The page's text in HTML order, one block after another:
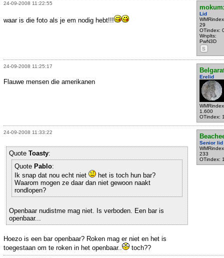
24-09-2008 11:22:55
Lid
29
OTindex:
Wnplts:
PwN3D
S
waar is die foto als je em nodig hebt!!!
24-09-2008 11:25:17
Erelid
1.600
OTindex:
Flauwe mensen die amerikanen
24-09-2008 11:33:22
Senior lid
233
OTindex:
Quote Toasty:
Quote Pablo:
Ik snap dat nou echt niet
het is toch hun bar?
Waarom mogen ze daar dan niet gewoon naakt
rondlopen?
Openbaar nudistme mag niet. Is verboden. Een bar is
openbaar...
Hoezo is een bar openbaar? Roken mag er niet en het is
toegestaan om te roken in het openbaar..
toch??